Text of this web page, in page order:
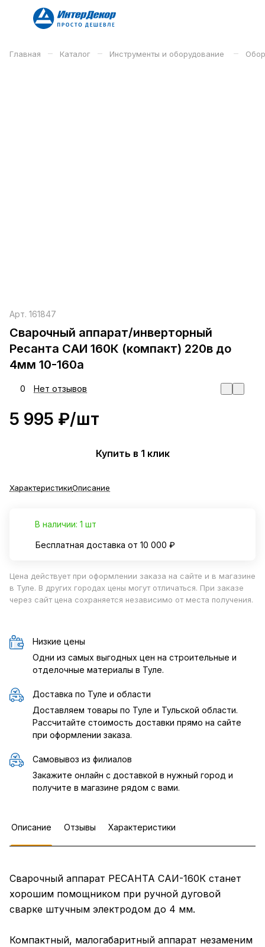
Главная – Каталог – Инструменты и оборудование –
Арт. 161847
Сварочный аппарат/инверторный
Ресанта САИ 160К (компакт) 220в до
4мм 10-160а
0 Нет отзывов
5 995 ₽/шт
Купить в 1 клик
ХарактеристикиОписание
В наличии: 1 шт
Бесплатная доставка от 10 000 ₽
Цена действует при оформлении заказа на сайте и в магазине
в Туле. В других городах цены могут отличаться. При заказе
через сайт цена сохраняется независимо от места получения.
Низкие цены
Одни из самых выгодных цен на строительные и
отделочные материалы в Туле.
Доставка по Туле и области
Доставляем товары по Туле и Тульской области.
Рассчитайте стоимость доставки прямо на сайте
при оформлении заказа.
Самовывоз из филиалов
Закажите онлайн с доставкой в нужный город и
получите в магазине рядом с вами.
Описание Отзывы Характеристики
Сварочный аппарат РЕСАНТА САИ-160К станет
хорошим помощником при ручной дуговой
сварке штучным электродом до 4 мм.
Компактный, малогабаритный аппарат незаменим